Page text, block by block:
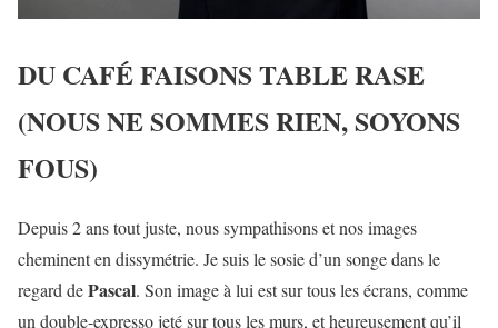
DU CAFÉ FAISONS TABLE RASE
(NOUS NE SOMMES RIEN, SOYONS
FOUS)
Depuis 2 ans tout juste, nous sympathisons et nos images
cheminent en dissymétrie. Je suis le sosie d’un songe dans le
regard dePascal. Son image à lui est sur tous les écrans, comme
un double-expresso jeté sur tous les murs, et heureusement qu’il